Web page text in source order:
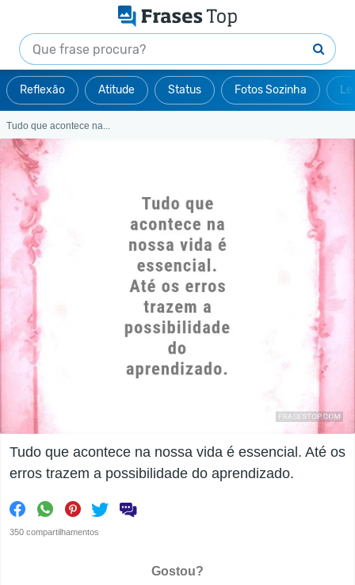
Reflexão Atitude Status Fotos Sozinha
Tudo que acontece na...
Tudo que acontece na nossa vida é essencial. Até os
erros trazem a possibilidade do aprendizado.
350 compartilhamentos
Gostou?